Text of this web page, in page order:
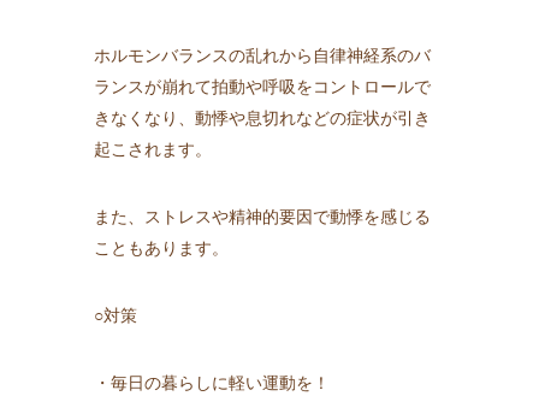
ホルモンバランスの乱れから自律神経系のバ
ランスが崩れて拍動や呼吸をコントロールで
きなくなり、動悸や息切れなどの症状が引き
起こされます。
また、ストレスや精神的要因で動悸を感じる
こともあります。
○対策
・毎日の暮らしに軽い運動を！